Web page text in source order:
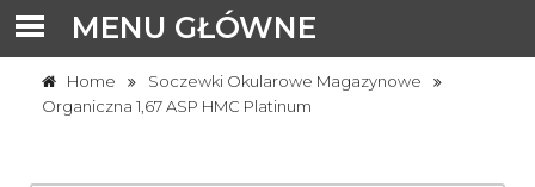
MENU GŁÓWNE
Home
Soczewki Okularowe Magazynowe
Organiczna 1,67 ASP HMC Platinum